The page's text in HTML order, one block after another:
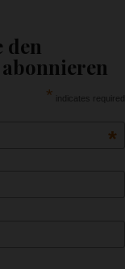
den
* indicates required
*